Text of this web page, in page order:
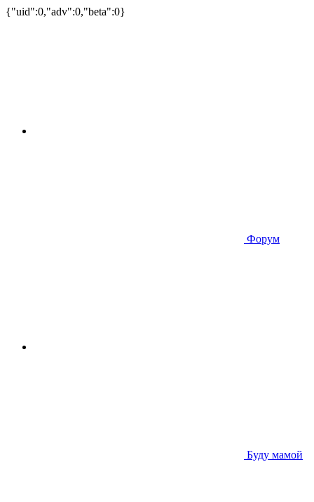
{"uid":0,"adv":0,"beta":0}
Форум
Буду мамой